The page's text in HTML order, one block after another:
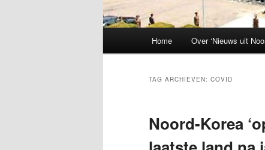
Home Over ‘Nieuws uit
TAG ARCHIEVEN: COVID
Noord-Korea